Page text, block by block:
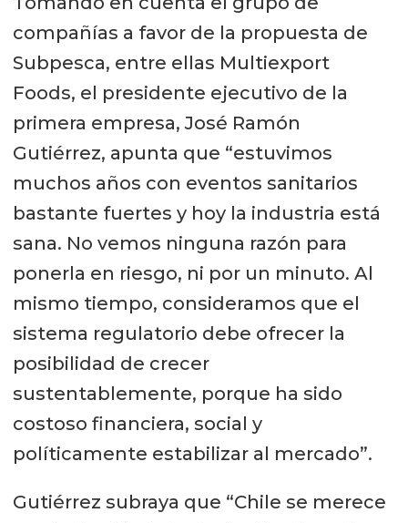
compañías a favor de la propuesta de
Subpesca, entre ellas Multiexport
Foods, el presidente ejecutivo de la
primera empresa, José Ramón
Gutiérrez, apunta que “estuvimos
muchos años con eventos sanitarios
bastante fuertes y hoy la industria está
sana. No vemos ninguna razón para
ponerla en riesgo, ni por un minuto. Al
mismo tiempo, consideramos que el
sistema regulatorio debe ofrecer la
posibilidad de crecer
sustentablemente, porque ha sido
costoso financiera, social y
políticamente estabilizar al mercado”.
Gutiérrez subraya que “Chile se merece